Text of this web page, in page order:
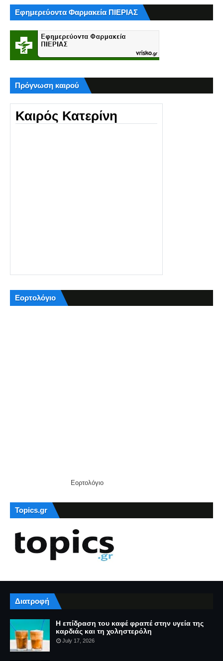
Εφημερεύοντα Φαρμακεία ΠΙΕΡΙΑΣ
Πρόγνωση καιρού
Καιρός Κατερίνη
Εορτολόγιο
Εορτολόγιο
Topics.gr
Διατροφή
Η επίδραση του καφέ φραπέ στην υγεία της
καρδιάς και τη χοληστερόλη
July 17, 2026